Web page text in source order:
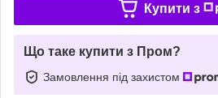
Купити з
Що таке купити з Пром?
Замовлення під захистом